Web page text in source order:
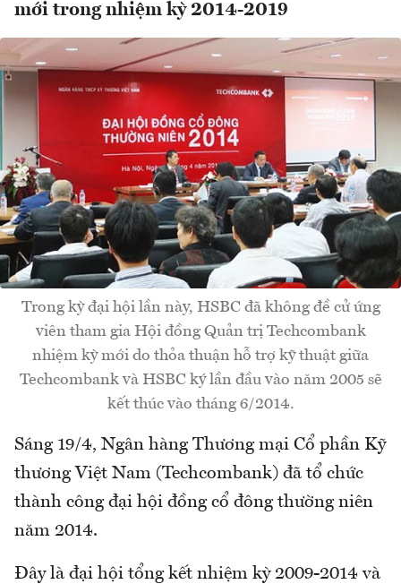
mới trong nhiệm kỳ 2014-2019
Trong kỳ đại hội lần này, HSBC đã không đề cử ứng
viên tham gia Hội đồng Quản trị Techcombank
nhiệm kỳ mới do thỏa thuận hỗ trợ kỹ thuật giữa
Techcombank và HSBC ký lần đầu vào năm 2005 sẽ
kết thúc vào tháng 6/2014.
Sáng 19/4, Ngân hàng Thương mại Cổ phần Kỹ
thương Việt Nam (Techcombank) đã tổ chức
thành công đại hội đồng cổ đông thường niên
năm 2014.
Đây là đại hội tổng kết nhiệm kỳ 2009-2014 và